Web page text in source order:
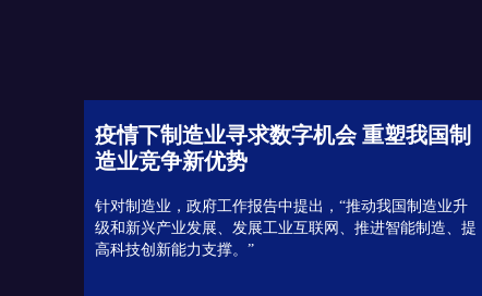
疫情下制造业寻求数字机会 重塑我国制
造业竞争新优势
针对制造业，政府工作报告中提出，“推动我国制造业升
级和新兴产业发展、发展工业互联网、推进智能制造、提
高科技创新能力支撑。”